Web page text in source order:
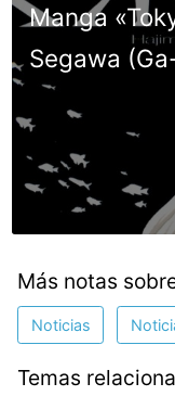
Manga
Segawa
Más notas
Noticias
Temas